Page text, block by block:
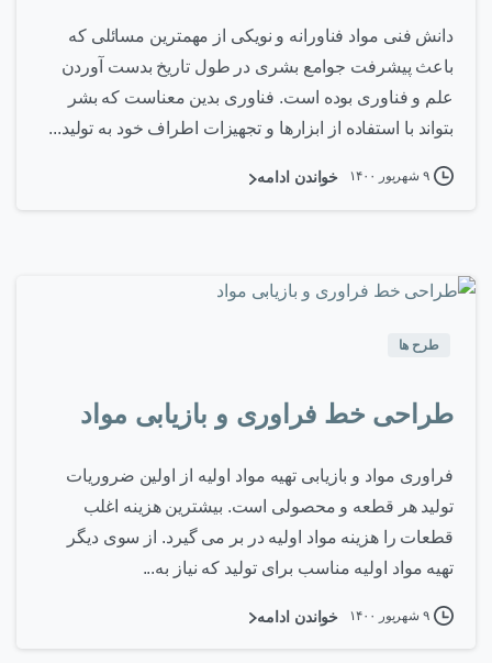
دانش فنی مواد فناورانه و نویکی از مهمترین مسائلی که
باعث پیشرفت جوامع بشری در طول تاریخ بدست آوردن
علم و فناوری بوده است. فناوری بدین معناست که بشر
بتواند با استفاده از ابزارها و تجهیزات اطراف خود به تولید...
۹ شهریور ۱۴۰۰ خواندن ادامه
طرح ها
طراحی خط فراوری و بازیابی مواد
فراوری مواد و بازیابی تهیه مواد اولیه از اولین ضروریات
تولید هر قطعه و محصولی است. بیشترین هزینه اغلب
قطعات را هزینه مواد اولیه در بر می گیرد. از سوی دیگر
تهیه مواد اولیه مناسب برای تولید که نیاز به...
۹ شهریور ۱۴۰۰ خواندن ادامه